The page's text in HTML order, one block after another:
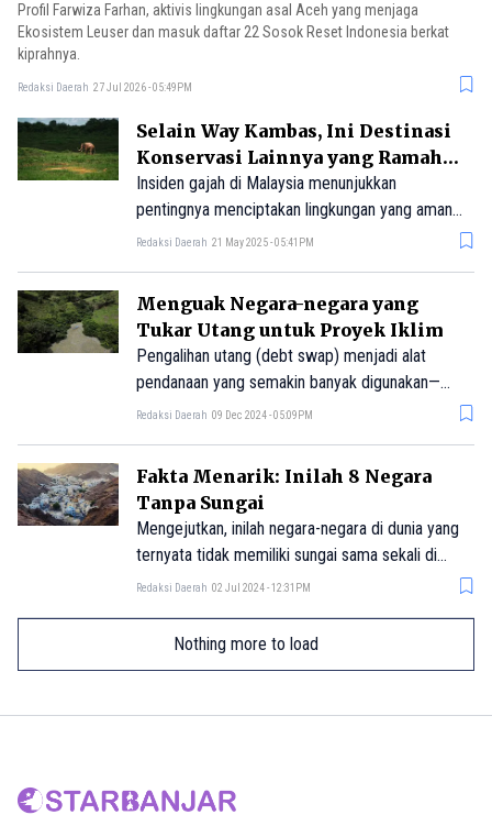
Profil Farwiza Farhan, aktivis lingkungan asal Aceh yang menjaga
Ekosistem Leuser dan masuk daftar 22 Sosok Reset Indonesia berkat
kiprahnya.
Redaksi Daerah 27 Jul 2026 - 05:49PM
Selain Way Kambas, Ini Destinasi
Konservasi Lainnya yang Ramah
Satwa
Insiden gajah di Malaysia menunjukkan
pentingnya menciptakan lingkungan yang aman
bagi satwa liar. Indonesia sendiri memiliki deretan
Redaksi Daerah 21 May 2025 - 05:41PM
Menguak Negara-negara yang
Tukar Utang untuk Proyek Iklim
Pengalihan utang (debt swap) menjadi alat
pendanaan yang semakin banyak digunakan—
diadopsi negara-negara untuk menbiayai program
Redaksi Daerah 09 Dec 2024 - 05:09PM
Fakta Menarik: Inilah 8 Negara
Tanpa Sungai
Mengejutkan, inilah negara-negara di dunia yang
ternyata tidak memiliki sungai sama sekali di
wilayah mereka.
Redaksi Daerah 02 Jul 2024 - 12:31PM
Nothing more to load